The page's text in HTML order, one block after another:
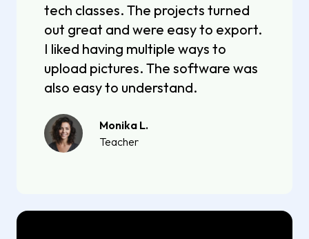
tech classes. The projects turned
out great and were easy to export.
I liked having multiple ways to
upload pictures. The software was
also easy to understand.
Monika L.
Teacher